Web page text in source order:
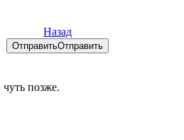
Назад
ОтправитьОтправить
позже.